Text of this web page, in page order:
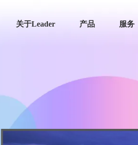
关于Leader 产品 服务